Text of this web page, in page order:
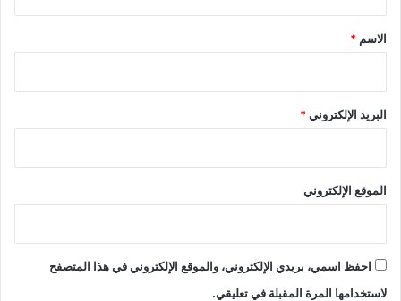
*
الاسم *
البريد الإلكتروني*
الموقع الإلكتروني
احفظ اسمي، بريدي الإلكتروني، والموقع الإلكتروني في هذا المتصفح
لاستخدامها المرة المقبلة في تعليقي.